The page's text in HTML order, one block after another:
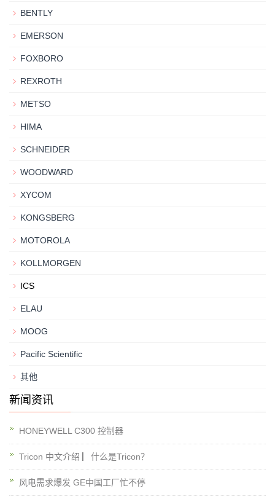
BENTLY
EMERSON
FOXBORO
REXROTH
METSO
HIMA
SCHNEIDER
WOODWARD
XYCOM
KONGSBERG
MOTOROLA
KOLLMORGEN
ICS
ELAU
MOOG
Pacific Scientific
其他
新闻资讯
HONEYWELL C300 控制器
Tricon 中文介绍 ▏什么是Tricon？
风电需求爆发 GE中国工厂忙不停